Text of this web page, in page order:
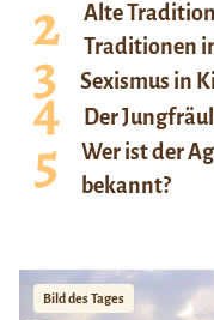
Alte
Traditionen
Sexismus in
Der
Wer ist der
bekannt?
Bild des Tages